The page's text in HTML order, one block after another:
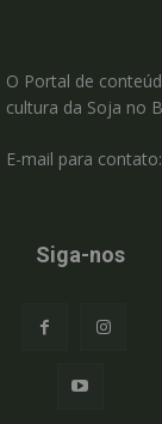
O Portal de
cultura da Soja no
E-mail para contato:
Siga-nos